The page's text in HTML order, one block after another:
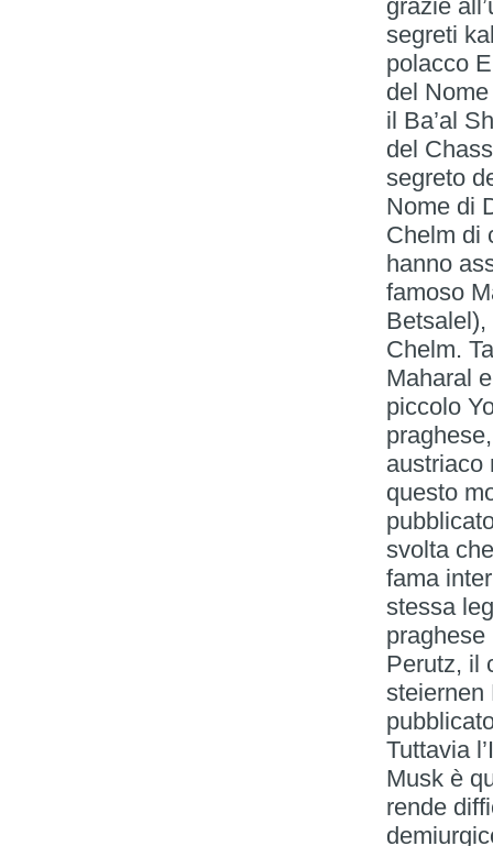
grazie
segreti
polacco
del
il Ba’al
del
segreto
Nome di
Chelm di
hanno
famoso
Chelm.
Maharal
piccolo
austriaco
questo
svolta
fama
stessa
Perutz, il
steiernen
Tuttavia
Musk è
rende